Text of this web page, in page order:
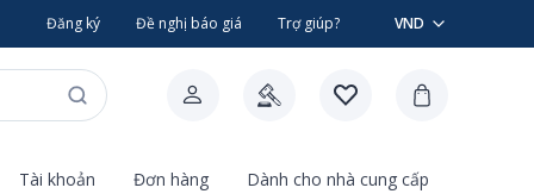
Đăng ký Đề nghị báo giá Trợ giúp? VND
Tài khoản Đơn hàng Dành cho nhà cung cấp